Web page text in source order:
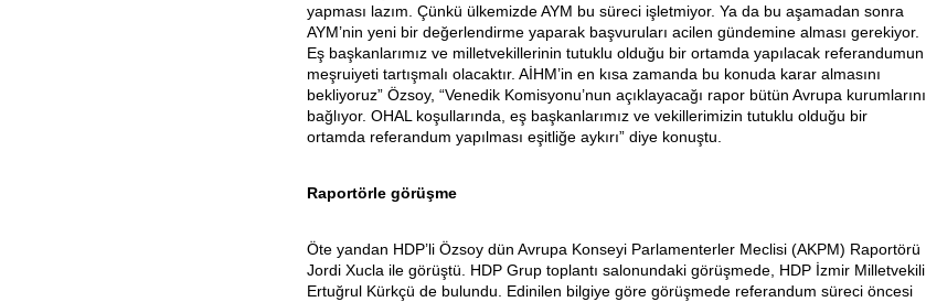
yapması lazım. Çünkü ülkemizde AYM bu süreci işletmiyor. Ya da bu aşamadan sonra
AYM’nin yeni bir değerlendirme yaparak başvuruları acilen gündemine alması gerekiyor.
Eş başkanlarımız ve milletvekillerinin tutuklu olduğu bir ortamda yapılacak referandumun
meşruiyeti tartışmalı olacaktır. AİHM’in en kısa zamanda bu konuda karar almasını
bekliyoruz” Özsoy, “Venedik Komisyonu’nun açıklayacağı rapor bütün Avrupa kurumlarını
bağlıyor. OHAL koşullarında, eş başkanlarımız ve vekillerimizin tutuklu olduğu bir
ortamda referandum yapılması eşitliğe aykırı” diye konuştu.
Raportörle görüşme
Öte yandan HDP’li Özsoy dün Avrupa Konseyi Parlamenterler Meclisi (AKPM) Raportörü
Jordi Xucla ile görüştü. HDP Grup toplantı salonundaki görüşmede, HDP İzmir Milletvekili
Ertuğrul Kürkçü de bulundu. Edinilen bilgiye göre görüşmede referandum süreci öncesi